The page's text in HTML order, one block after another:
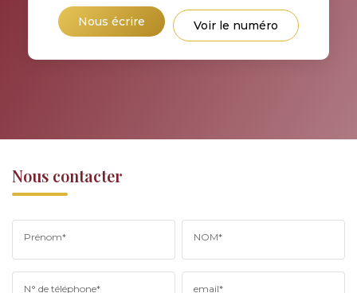
Nous écrire Voir le numéro
Nous contacter
Prénom* NOM*
N° de téléphone* email*